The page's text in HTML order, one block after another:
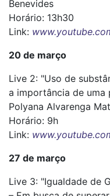
Benevides
Horário: 13h30
Link:
20 de março
Live 2: "Uso de
a importância de uma
Polyana Alvarenga
Horário: 9h
Link:
27 de março
Live 3: "Igualdade de